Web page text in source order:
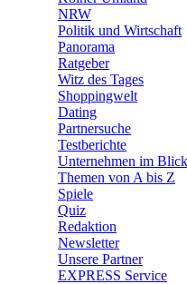
NRW
Politik und Wirtschaft
Panorama
Ratgeber
Witz des Tages
Shoppingwelt
Dating
Partnersuche
Testberichte
Unternehmen im Blick
Themen von A bis Z
Spiele
Quiz
Redaktion
Newsletter
Unsere Partner
EXPRESS Service